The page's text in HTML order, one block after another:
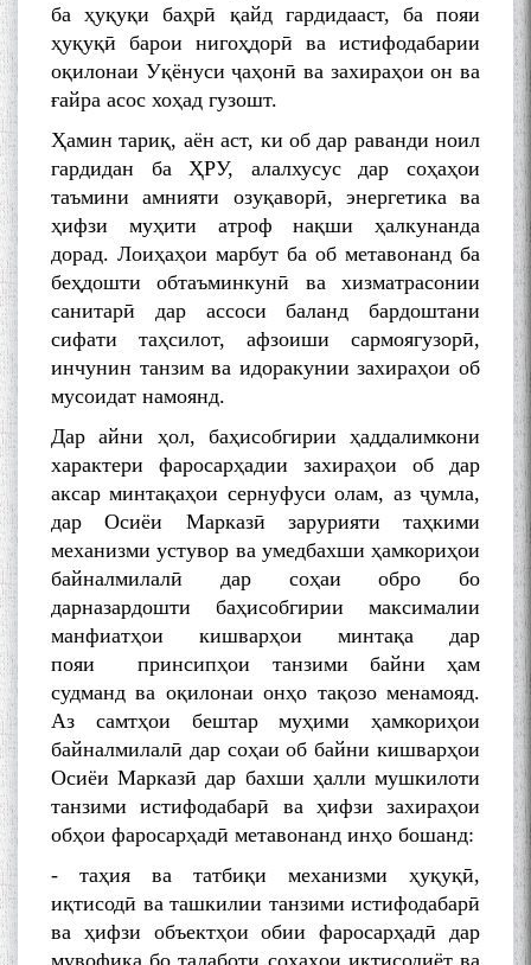
ба ҳуқуқи баҳрӣ қайд гардидааст, ба пояи
ҳуқуқӣ барои нигоҳдорӣ ва истифодабарии
оқилонаи Уқёнуси ҷаҳонӣ ва захираҳои он ва
ғайра асос хоҳад гузошт.
Ҳамин тариқ, аён аст, ки об дар раванди ноил
гардидан ба ҲРУ, алалхусус дар соҳаҳои
таъмини амнияти озуқаворӣ, энергетика ва
ҳифзи муҳити атроф нақши ҳалкунанда
дорад. Лоиҳаҳои марбут ба об метавонанд ба
беҳдошти обтаъминкунӣ ва хизматрасонии
санитарӣ дар ассоси баланд бардоштани
сифати таҳсилот, афзоиши сармоягузорӣ,
инчунин танзим ва идоракунии захираҳои об
мусоидат намоянд.
Дар айни ҳол, баҳисобгирии ҳаддалимкони
характери фаросарҳадии захираҳои об дар
аксар минтақаҳои сернуфуси олам, аз ҷумла,
дар Осиёи Марказӣ зарурияти таҳкими
механизми устувор ва умедбахши ҳамкориҳои
байналмилалӣ дар соҳаи обро бо
дарназардошти баҳисобгирии максималии
манфиатҳои кишварҳои минтақа дар
пояи принсипҳои танзими байни ҳам
судманд ва оқилонаи онҳо тақозо менамояд.
Аз самтҳои бештар муҳими ҳамкориҳои
байналмилалӣ дар соҳаи об байни кишварҳои
Осиёи Марказӣ дар бахши ҳалли мушкилоти
танзими истифодабарӣ ва ҳифзи захираҳои
обҳои фаросарҳадӣ метавонанд инҳо бошанд:
- таҳия ва татбиқи механизми ҳуқуқӣ,
иқтисодӣ ва ташкилии танзими истифодабарӣ
ва ҳифзи объектҳои обии фаросарҳадӣ дар